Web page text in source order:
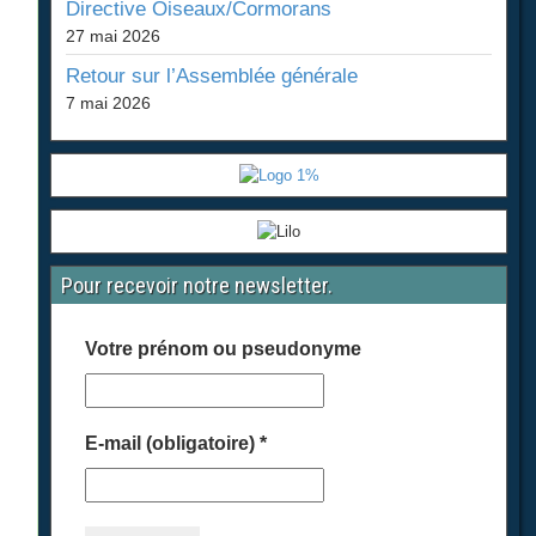
Directive Oiseaux/Cormorans
27 mai 2026
Retour sur l’Assemblée générale
7 mai 2026
Pour recevoir notre newsletter.
Votre prénom ou pseudonyme
E-mail (obligatoire)*